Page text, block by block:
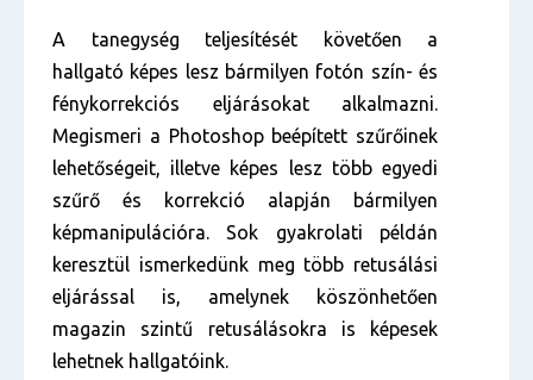
A tanegység teljesítését követően a
hallgató képes lesz bármilyen fotón szín- és
fénykorrekciós eljárásokat alkalmazni.
Megismeri a Photoshop beépített szűrőinek
lehetőségeit, illetve képes lesz több egyedi
szűrő és korrekció alapján bármilyen
képmanipulációra. Sok gyakrolati példán
keresztül ismerkedünk meg több retusálási
eljárással is, amelynek köszönhetően
magazin szintű retusálásokra is képesek
lehetnek hallgatóink.